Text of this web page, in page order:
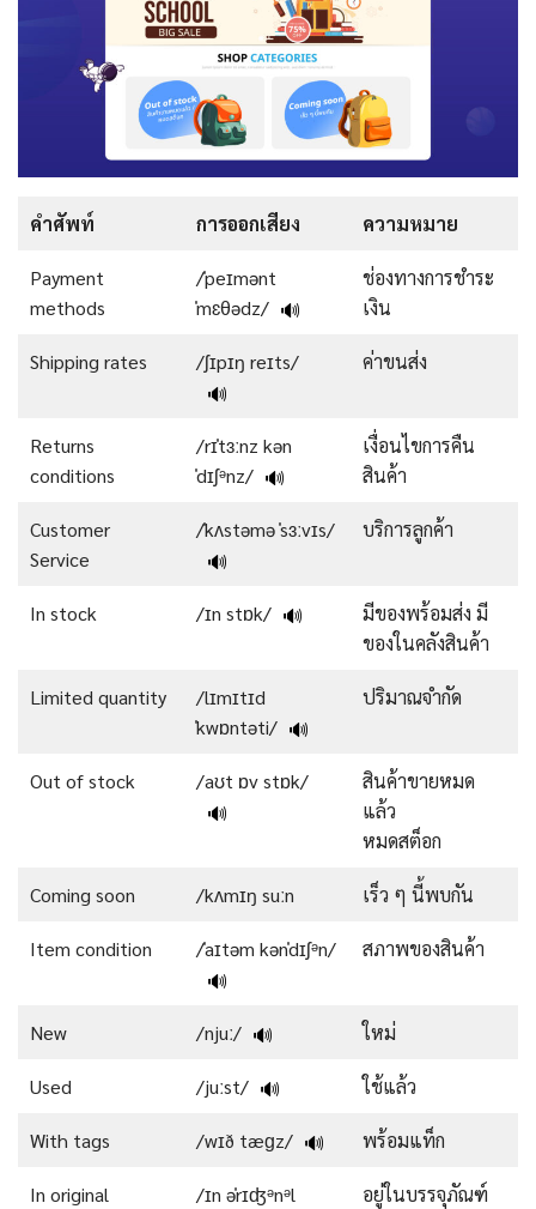
คำศัพท์ การออกเสียง ความหมาย
Payment
methods
/ˈpeɪmənt
ˈmɛθədz/ 🔊
ช่องทางการชำระ
เงิน
Shipping rates
/ʃɪpɪŋ reɪts/
🔊
ค่าขนส่ง
Returns
conditions
/rɪˈtɜːnz kən
ˈdɪʃᵊnz/ 🔊
เงื่อนไขการคืน
สินค้า
Customer
Service
/ˈkʌstəmə ˈsɜːvɪs/
🔊
บริการลูกค้า
In stock /ɪn stɒk/ 🔊
มีของพร้อมส่ง มี
ของในคลังสินค้า
Limited quantity
/lɪmɪtɪd
ˈkwɒntəti/ 🔊
ปริมาณจำกัด
Out of stock
/aʊt ɒv stɒk/
🔊
สินค้าขายหมด
แล้ว
หมดสต็อก
Coming soon /kʌmɪŋ suːn เร็ว ๆ นี้พบกัน
Item condition
/ˈaɪtəm kənˈdɪʃᵊn/
🔊
สภาพของสินค้า
New /njuː/ 🔊 ใหม่
Used /juːst/ 🔊 ใช้แล้ว
With tags /wɪð tæɡz/ 🔊 พร้อมแท็ก
In original
/ɪn əˈrɪʤᵊnᵊl
อยู่ในบรรจุภัณฑ์